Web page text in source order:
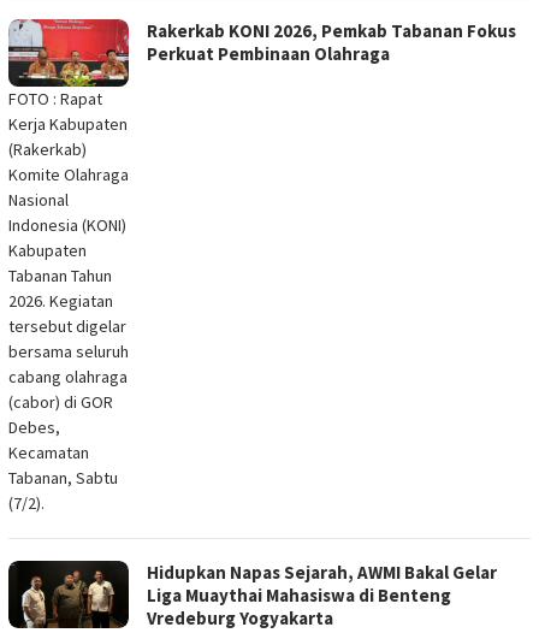
FOTO : Rapat
Kerja Kabupaten
(Rakerkab)
Komite Olahraga
Nasional
Indonesia (KONI)
Kabupaten
Tabanan Tahun
2026. Kegiatan
tersebut digelar
bersama seluruh
cabang olahraga
(cabor) di GOR
Debes,
Kecamatan
Tabanan, Sabtu
(7/2).
Rakerkab KONI 2026, Pemkab Tabanan Fokus
Perkuat Pembinaan Olahraga
Hidupkan Napas Sejarah, AWMI Bakal Gelar
Liga Muaythai Mahasiswa di Benteng
Vredeburg Yogyakarta